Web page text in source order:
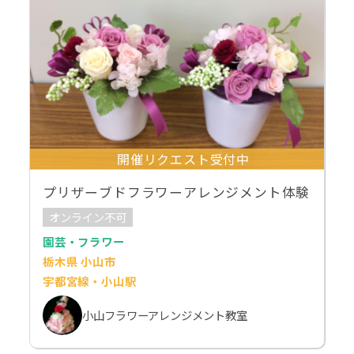
開催リクエスト受付中
プリザーブドフラワーアレンジメント体験
オンライン不可
園芸・フラワー
栃木県 小山市
宇都宮線・小山駅
小山フラワーアレンジメント教室